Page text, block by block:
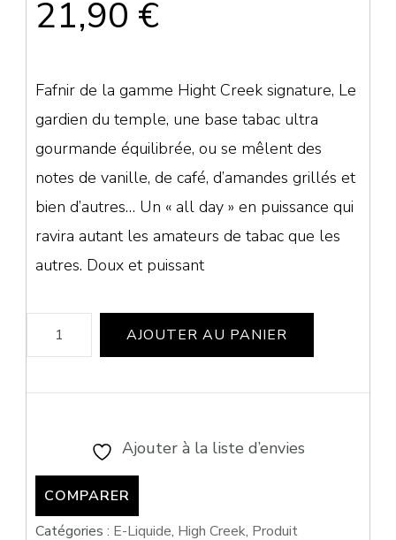
21,90 €
Fafnir de la gamme Hight Creek signature, Le
gardien du temple, une base tabac ultra
gourmande équilibrée, ou se mêlent des
notes de vanille, de café, d’amandes grillés et
bien d’autres… Un « all day » en puissance qui
ravira autant les amateurs de tabac que les
autres. Doux et puissant
quantité
de
AJOUTER AU PANIER
Ajouter à la liste d’envies
COMPARER
Catégories : E-Liquide, High Creek, Produit